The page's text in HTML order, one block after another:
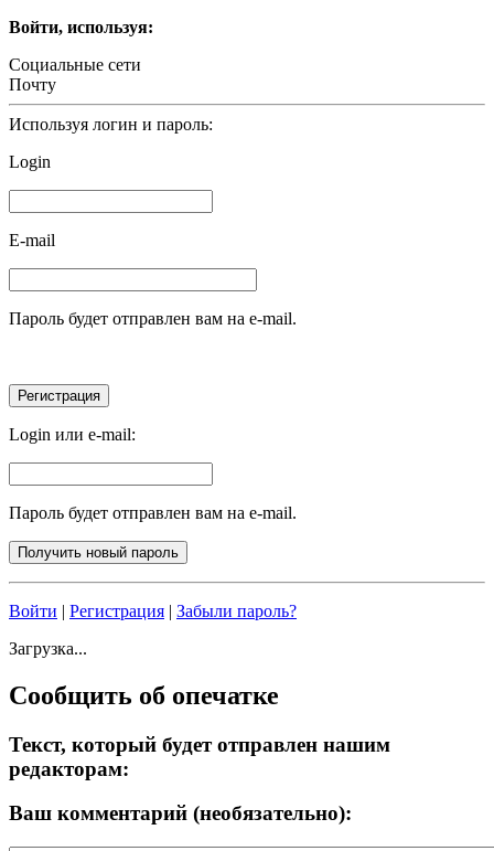
Войти, используя:
Социальные сети
Почту
Используя логин и пароль:
Login
E-mail
Пароль будет отправлен вам на e-mail.
Login или e-mail:
Пароль будет отправлен вам на e-mail.
Войти | Регистрация | Забыли пароль?
Загрузка...
Сообщить об опечатке
Текст, который будет отправлен нашим
редакторам:
Ваш комментарий (необязательно):